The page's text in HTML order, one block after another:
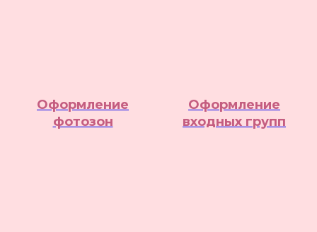
Оформление
фотозон
Оформление
входных групп